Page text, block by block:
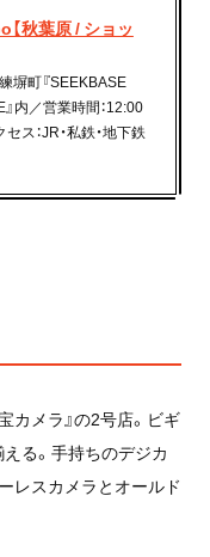
秋葉原 / ショッ
塀町『SEEKBASE
内／営業時間：12:00
ス：JR・私鉄・地下鉄
カメラ』の2号店。ビギ
る。手持ちのデジカ
レスカメラとオールド